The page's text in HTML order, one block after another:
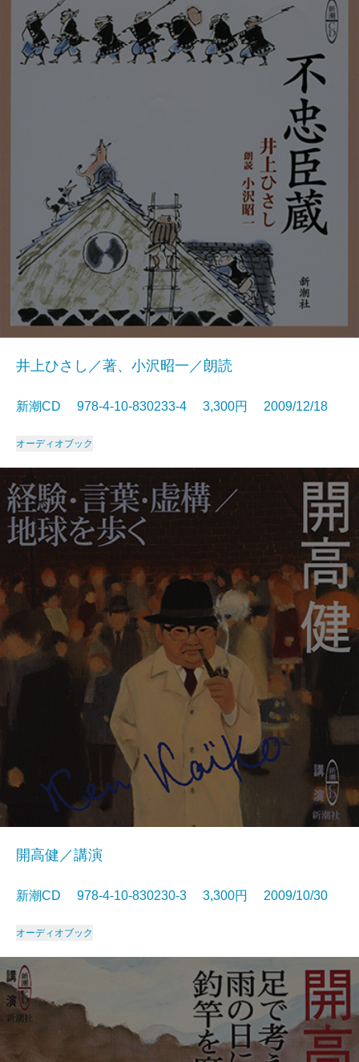
井上ひさし／著、小沢昭一／朗読
新潮CD 978-4-10-830233-4 3,300円 2009/12/18
オーディオブック
開高健／講演
新潮CD 978-4-10-830230-3 3,300円 2009/10/30
オーディオブック